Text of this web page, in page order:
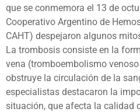
que se conmemora el 13 de
Cooperativo Argentino de
CAHT) despejaron algunos
La trombosis consiste en la
vena (tromboembolismo
obstruye la circulación de la
especialistas destacaron la
situación, que afecta la calidad